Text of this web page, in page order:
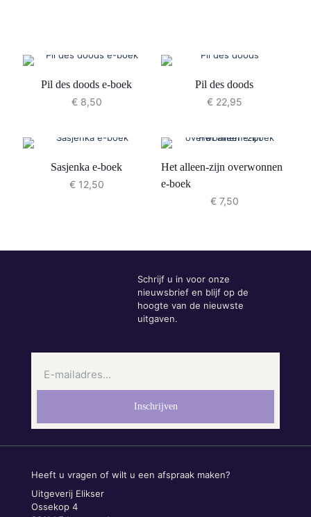
Pil des doods e-boek
€8,50
Pil des doods
€22,95
Sasjenka e-boek
€12,50
Het alleen-zijn overwonnen
e-boek
€7,50
Schrijf u in voor onze
nieuwsbrief en blijf op de
hoogte van de nieuwste
uitgaven.
Heeft u vragen of wilt u een afspraak maken?
Uitgeverij Elikser
Ossekop 4